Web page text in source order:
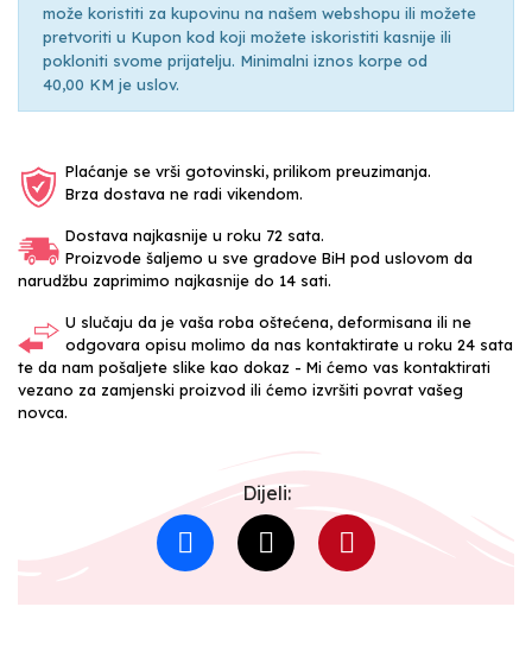
može koristiti za kupovinu na našem webshopu ili možete
pretvoriti u Kupon kod koji možete iskoristiti kasnije ili
pokloniti svome prijatelju. Minimalni iznos korpe od
40,00 KM je uslov.
Plaćanje se vrši gotovinski, prilikom preuzimanja.
Brza dostava ne radi vikendom.
Dostava najkasnije u roku 72 sata.
Proizvode šaljemo u sve gradove BiH pod uslovom da
narudžbu zaprimimo najkasnije do 14 sati.
U slučaju da je vaša roba oštećena, deformisana ili ne
odgovara opisu molimo da nas kontaktirate u roku 24 sata
te da nam pošaljete slike kao dokaz - Mi ćemo vas kontaktirati
vezano za zamjenski proizvod ili ćemo izvršiti povrat vašeg
novca.
Dijeli: